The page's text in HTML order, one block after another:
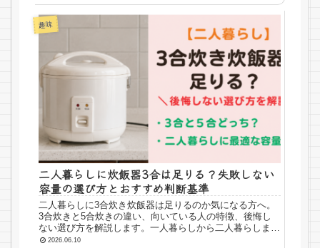
趣味
二人暮らしに炊飯器3合は足りる？失敗しない
容量の選び方とおすすめ判断基準
二人暮らしに3合炊き炊飯器は足りるのか気になる方へ。
3合炊きと5合炊きの違い、向いている人の特徴、後悔し
ない選び方を解説します。一人暮らしから二人暮らしまで
使いやすい容量の目安も紹介。
2026.06.10